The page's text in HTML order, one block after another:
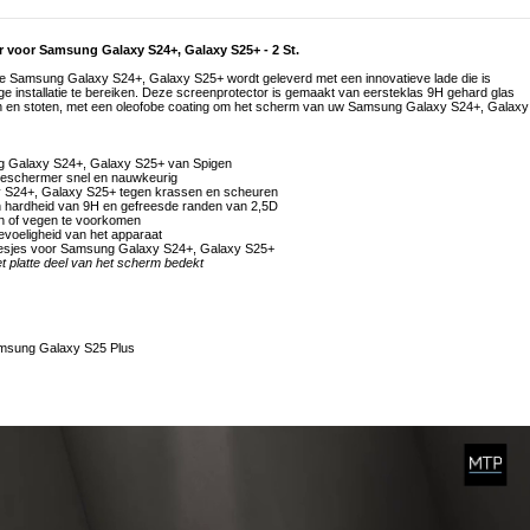
Samsung Galaxy S24+, Galaxy S25+ - 2 St.
Galaxy S24+, Galaxy S25+ wordt geleverd met een innovatieve lade die is
installatie te bereiken. Deze screenprotector is gemaakt van eersteklas 9H gehard glas
stoten, met een oleofobe coating om het scherm van uw Samsung Galaxy S24+, Galaxy
S24+, Galaxy S25+ van Spigen
snel en nauwkeurig
Galaxy S25+ tegen krassen en scheuren
van 9H en gefreesde randen van 2,5D
of vegen te voorkomen
van het apparaat
voor Samsung Galaxy S24+, Galaxy S25+
platte deel van het scherm bedekt
Galaxy S25 Plus